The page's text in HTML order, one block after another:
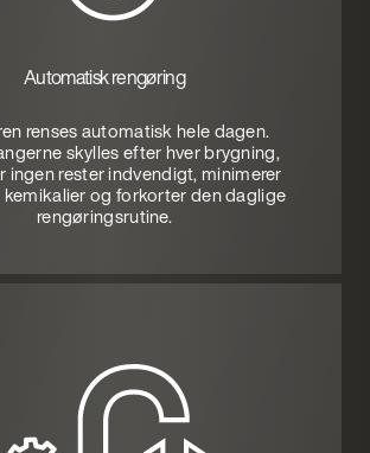
Automatisk rengøring
renses automatisk hele dagen.
skylles efter hver brygning,
ingen rester indvendigt, minimerer
kemikalier og forkorter den daglige
rengøringsrutine.